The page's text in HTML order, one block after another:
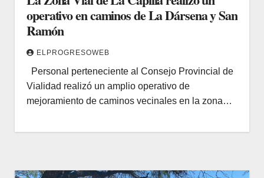
operativo en caminos de La Dársena y San
Ramón
ELPROGRESOWEB
Personal perteneciente al Consejo Provincial de
Vialidad realizó un amplio operativo de
mejoramiento de caminos vecinales en la zona…